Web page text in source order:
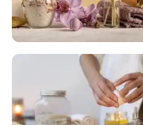
FLORAL DE BACH
Responda as
floral em casa.
Resultado na hora!